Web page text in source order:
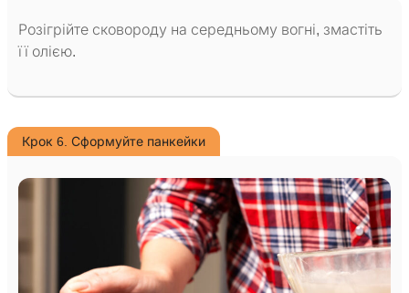
Розігрійте сковороду на середньому вогні, змастіть
її олією.
Крок 6. Сформуйте панкейки